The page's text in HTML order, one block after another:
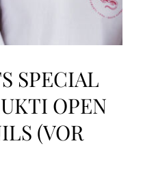
SPECIAL
OPEN
(VOR